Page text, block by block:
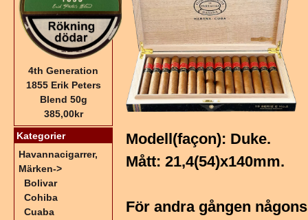
Modell(façon): Duke.
Mått: 21,4(54)x140mm.
För andra gången
4th Generation
1855 Erik Peters
Blend 50g
385,00kr
Kategorier
Havannacigarrer,
Märken->
Bolivar
Cohiba
Cuaba